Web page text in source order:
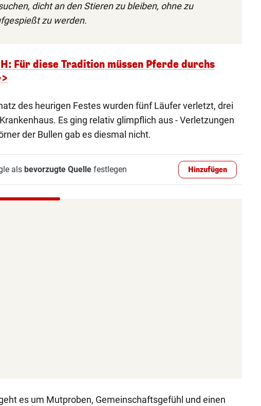
dicht an den Stieren zu bleiben, ohne zu
zu werden.
Für diese Tradition müssen Pferde durchs
des heurigen Festes wurden fünf Läufer verletzt, drei
Es ging relativ glimpflich aus - Verletzungen
der Bullen gab es diesmal nicht.
als bevorzugte Quellefestlegen Hinzufügen
es um Mutproben, Gemeinschaftsgefühl und einen